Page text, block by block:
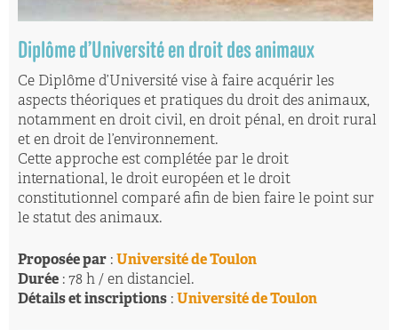
Diplôme d’Université en droit des animaux
Ce Diplôme d’Université vise à faire acquérir les
aspects théoriques et pratiques du droit des animaux,
notamment en droit civil, en droit pénal, en droit rural
et en droit de l’environnement.
Cette approche est complétée par le droit
international, le droit européen et le droit
constitutionnel comparé afin de bien faire le point sur
le statut des animaux.
Proposée par : Université de Toulon
Durée : 78 h / en distanciel.
Détails et inscriptions : Université de Toulon